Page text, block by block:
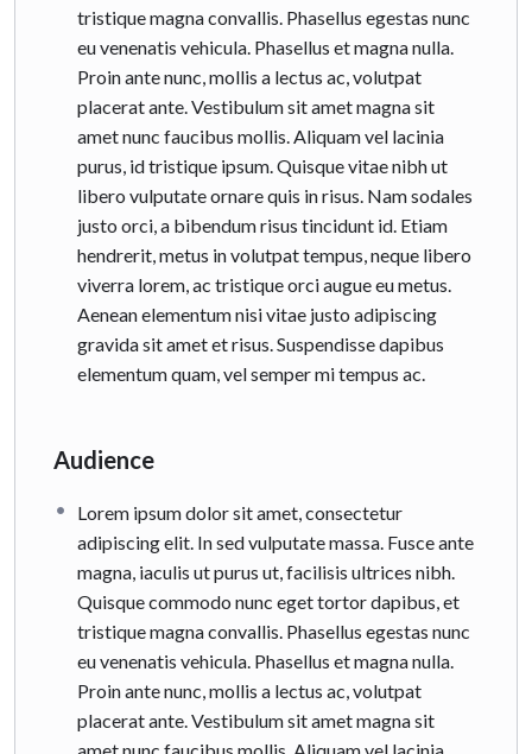
tristique magna convallis. Phasellus egestas nunc
eu venenatis vehicula. Phasellus et magna nulla.
Proin ante nunc, mollis a lectus ac, volutpat
placerat ante. Vestibulum sit amet magna sit
amet nunc faucibus mollis. Aliquam vel lacinia
purus, id tristique ipsum. Quisque vitae nibh ut
libero vulputate ornare quis in risus. Nam sodales
justo orci, a bibendum risus tincidunt id. Etiam
hendrerit, metus in volutpat tempus, neque libero
viverra lorem, ac tristique orci augue eu metus.
Aenean elementum nisi vitae justo adipiscing
gravida sit amet et risus. Suspendisse dapibus
elementum quam, vel semper mi tempus ac.
Audience
Lorem ipsum dolor sit amet, consectetur
adipiscing elit. In sed vulputate massa. Fusce ante
magna, iaculis ut purus ut, facilisis ultrices nibh.
Quisque commodo nunc eget tortor dapibus, et
tristique magna convallis. Phasellus egestas nunc
eu venenatis vehicula. Phasellus et magna nulla.
Proin ante nunc, mollis a lectus ac, volutpat
placerat ante. Vestibulum sit amet magna sit